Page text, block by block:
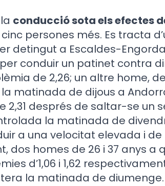
conducció sota els efectes
persones més. Es tracta
detingut a Escaldes-
conduir un patinet contra
de 2,26; un altre home,
matinada de dijous a
2,31 després de saltar-se un
la matinada de
a una velocitat elevada i
dos homes de 26 i 37 anys a
d’1,06 i 1,62
la matinada de diumenge.